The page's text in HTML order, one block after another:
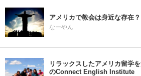
アメリカで教会は身近な存在
なーやん
リラックスしたアメリカ留学
のConnect English Institute